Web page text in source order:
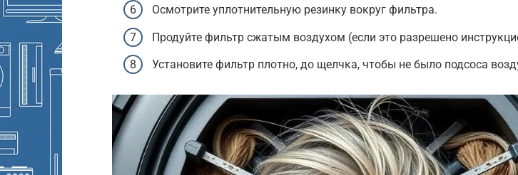
Осмотрите уплотнительную резинку вокруг фильтра.
Продуйте фильтр сжатым воздухом (если это разрешено
Установите фильтр плотно, до щелчка, чтобы не было подсоса